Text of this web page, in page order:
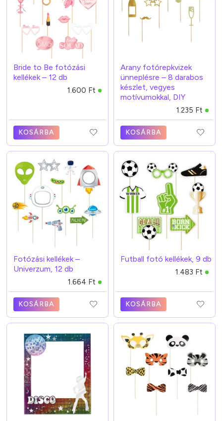
Bride to Be fotózási
kellékek – 12 db
1.600 Ft
KOSÁRBA
Arany fotórepkvizek
ünneplésre – 8 darabos
készlet, vegyes
motívumokkal, DIY
1.235 Ft
KOSÁRBA
Fotózási kellékek –
Univerzum, 12 db
1.664 Ft
KOSÁRBA
Futball fotó kellékek, 9 db
1.483 Ft
KOSÁRBA